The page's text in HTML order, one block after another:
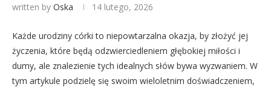
written by Oska 14 lutego, 2026
Każde urodziny córki to niepowtarzalna okazja, by złożyć jej
życzenia, które będą odzwierciedleniem głębokiej miłości i
dumy, ale znalezienie tych idealnych słów bywa wyzwaniem. W
tym artykule podzielę się swoim wieloletnim doświadczeniem,